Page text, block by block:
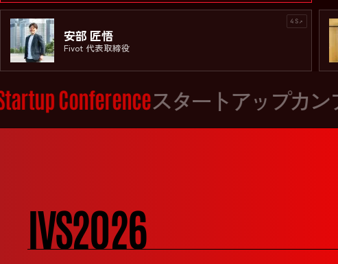
砂川 大
安部 匠悟
Fivot 代表取締役
4S↗
Conferenceスタートアップカン
IVS2026